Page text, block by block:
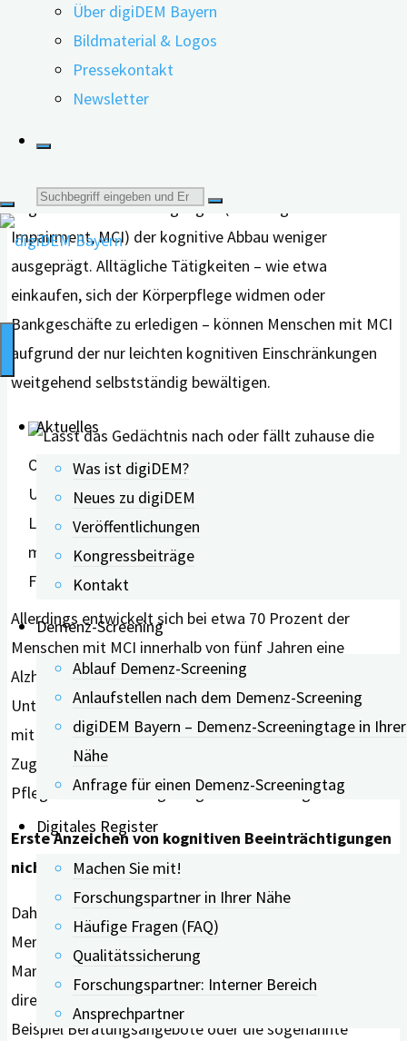
Über digiDEM Bayern
Bildmaterial & Logos
Pressekontakt
Newsletter
Suche
nach:
Aktuelles
Was ist digiDEM?
Neues zu digiDEM
Veröffentlichungen
Kongressbeiträge
Kontakt
Demenz-Screening
Ablauf Demenz-Screening
Anlaufstellen nach dem Demenz-Screening
digiDEM Bayern – Demenz-Screeningtage in Ihrer
Nähe
Anfrage für einen Demenz-Screeningtag
Digitales Register
Machen Sie mit!
Forschungspartner in Ihrer Nähe
Häufige Fragen (FAQ)
Qualitätssicherung
Forschungspartner: Interner Bereich
Ansprechpartner
Unterschiede sind jedoch gering. Zu diesem
Ergebnis gelangten Forschende des Digitalen
Demenzregisters Bayern (digiDEM Bayern) an der
Friedrich-Alexander-Universität Erlangen-Nürnberg.
Gegenüber Menschen mit einer leichten bis
kognitiven Beeinträchtigungen (Mild Cognitive
Impairment, MCI) der kognitive Abbau weniger
ausgeprägt. Alltägliche Tätigkeiten – wie etwa
einkaufen, sich der Körperpflege widmen oder
Bankgeschäfte zu erledigen – können Menschen mit MCI
aufgrund der nur leichten kognitiven Einschränkungen
weitgehend selbstständig bewältigen.
Foto: Shutterstock
Allerdings entwickelt sich bei etwa 70 Prozent der
Menschen mit MCI innerhalb von fünf Jahren eine
Alzheimer-Demenz – was einen erhöhten Bedarf an
Unterstützung nach sich zieht. Da die meisten Menschen
mit MCI oder Demenz zu Hause von ihren An- und
Zugehörigen versorgt werden, bedeutet dies für die
Pflegenden eine stetig steigende Belastung.
Erste Anzeichen von kognitiven Beeinträchtigungen
nicht ignorieren
Daher ist es wichtig, die Versorgungssituation bei
Menschen mit MCI langfristig zu berücksichtigen.
Manche Unterstützungsangebote richten sich auch
direkt an pflegende An-und Zugehörige, wie zum
Beispiel Beratungsangebote oder die sogenannte